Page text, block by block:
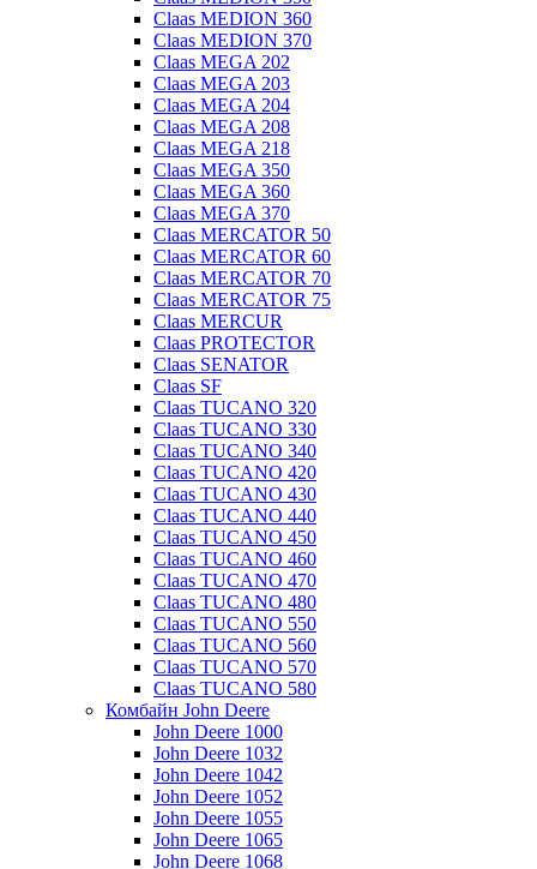
Claas MEDION 360
Claas MEDION 370
Claas MEGA 202
Claas MEGA 203
Claas MEGA 204
Claas MEGA 208
Claas MEGA 218
Claas MEGA 350
Claas MEGA 360
Claas MEGA 370
Claas MERCATOR 50
Claas MERCATOR 60
Claas MERCATOR 70
Claas MERCATOR 75
Claas MERCUR
Claas PROTECTOR
Claas SENATOR
Claas SF
Claas TUCANO 320
Claas TUCANO 330
Claas TUCANO 340
Claas TUCANO 420
Claas TUCANO 430
Claas TUCANO 440
Claas TUCANO 450
Claas TUCANO 460
Claas TUCANO 470
Claas TUCANO 480
Claas TUCANO 550
Claas TUCANO 560
Claas TUCANO 570
Claas TUCANO 580
Комбайн John Deere
John Deere 1000
John Deere 1032
John Deere 1042
John Deere 1052
John Deere 1055
John Deere 1065
John Deere 1068